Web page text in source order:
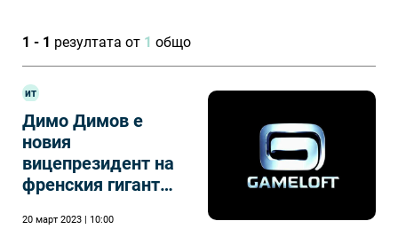
1 - 1 резултата от 1 общо
ит
Димо Димов е
новия
вицепрезидент на
френския гигант
20 март 2023 | 10:00